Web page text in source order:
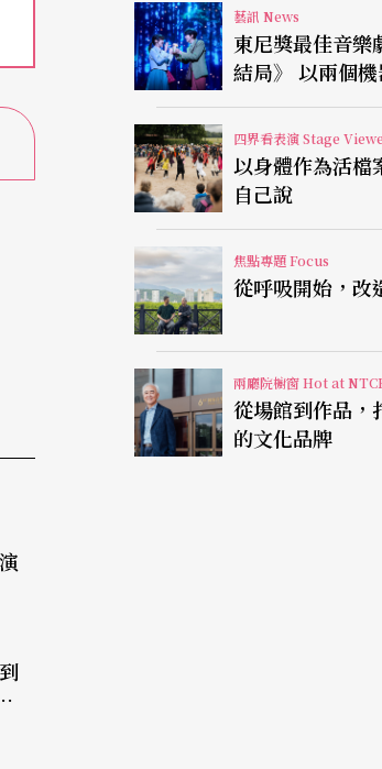
一
關
藝訊 News
東尼獎最佳音樂
結局》 以兩個
視有限人生
四界看表演 Stage
以身體作為活檔案庫 自己
自己說
焦點專題 Focus
從呼吸開始，改
兩廳院櫥窗 Hot at
從場館到作品，
的文化品牌